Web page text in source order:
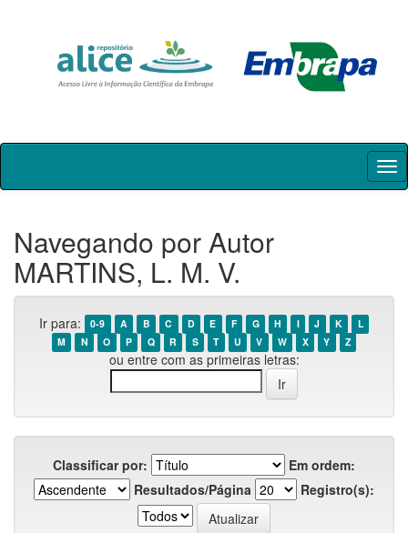
Skip
Navegando por Autor
MARTINS, L. M. V.
Ir para: 0-9 A B C D E F G H I J K
L
M
N O P Q R S T U V W X Y Z
ou entre com as primeiras letras:
Classificar por:
Em ordem:
Resultados/Página
Registro(s):